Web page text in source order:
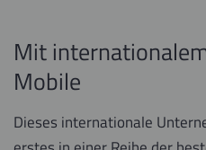
Mit
Mobile
Dieses internationale